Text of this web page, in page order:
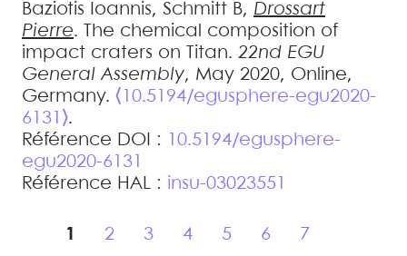
Baziotis
Ioannis, Schmitt B, Drossart
Pierre.
The chemical composition of
impact craters on Titan. 22nd EGU
General Assembly, May 2020, Online,
Germany. ⟨10.5194/egusphere-egu2020-
6131⟩.
Référence DOI :
10.5194/egusphere-
egu2020-6131
Référence HAL : insu-03023551
1 2 3 4 5 6 7